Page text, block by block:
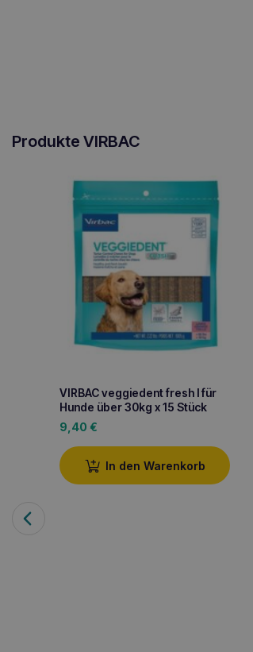
Produkte VIRBAC
VIRBAC veggiedent fresh l für
Hunde über 30kg x 15 Stück
9,40 €
In den Warenkorb